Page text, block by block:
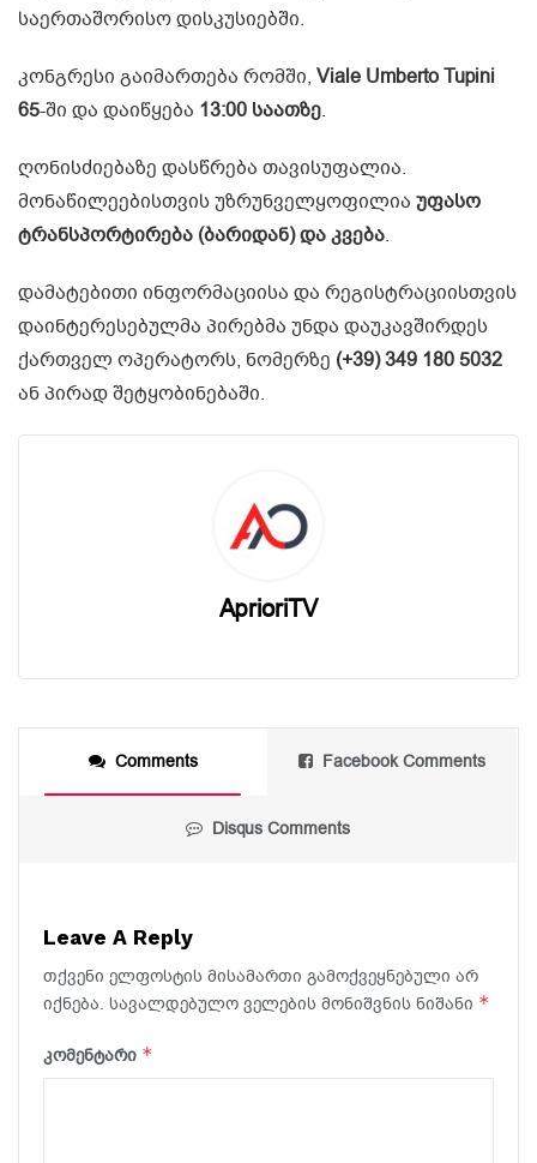
საერთაშორისო დისკუსიებში.
კონგრესი გაიმართება რომში, Viale Umberto Tupini
65-ში და დაიწყება 13:00 საათზე.
ღონისძიებაზე დასწრება თავისუფალია.
მონაწილეებისთვის უზრუნველყოფილია უფასო
ტრანსპორტირება (ბარიდან) და კვება.
დამატებითი ინფორმაციისა და რეგისტრაციისთვის
დაინტერესებულმა პირებმა უნდა დაუკავშირდეს
ქართველ ოპერატორს, ნომერზე (+39) 349 180 5032
ან პირად შეტყობინებაში.
AprioriTV
Comments Facebook Comments
Disqus Comments
Leave A Reply
თქვენი ელფოსტის მისამართი გამოქვეყნებული არ
იქნება. სავალდებულო ველების მონიშვნის ნიშანი *
კომენტარი *